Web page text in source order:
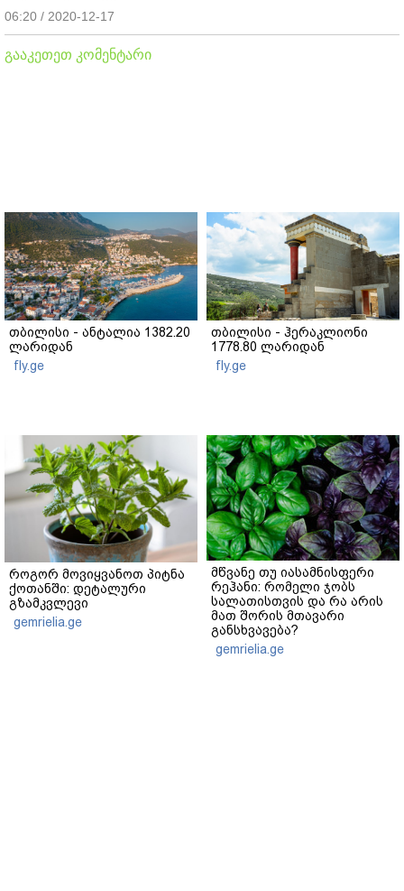
06:20 / 2020-12-17
გააკეთეთ კომენტარი
თბილისი - ანტალია 1382.20
ლარიდან
fly.ge
თბილისი - ჰერაკლიონი
1778.80 ლარიდან
fly.ge
როგორ მოვიყვანოთ პიტნა
ქოთანში: დეტალური
გზამკვლევი
gemrielia.ge
მწვანე თუ იასამნისფერი
რეჰანი: რომელი ჯობს
სალათისთვის და რა არის
მათ შორის მთავარი
განსხვავება?
gemrielia.ge